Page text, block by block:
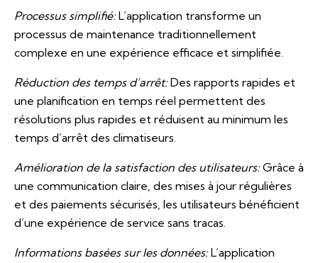
Processus simplifié:L’application transforme un
processus de maintenance traditionnellement
complexe en une expérience efficace et simplifiée.
Réduction des temps d’arrêt:Des rapports rapides et
une planification en temps réel permettent des
résolutions plus rapides et réduisent au minimum les
temps d’arrêt des climatiseurs.
Amélioration de la satisfaction des utilisateurs:Grâce à
une communication claire, des mises à jour régulières
et des paiements sécurisés, les utilisateurs bénéficient
d’une expérience de service sans tracas.
Informations basées sur les données:L’application